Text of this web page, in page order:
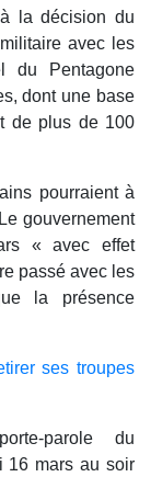
la décision du
avec les
du Pentagone
dont une base
de plus de 100
pourraient à
gouvernement
« avec effet
passé avec les
la présence
ses troupes
parole du
16 mars au soir